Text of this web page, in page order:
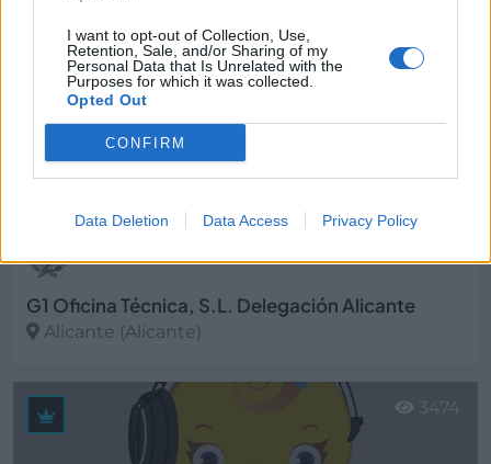
I want to opt-out of Collection, Use,
Retention, Sale, and/or Sharing of my
Personal Data that Is Unrelated with the
Purposes for which it was collected.
Opted Out
CONFIRM
Data Deletion Data Access Privacy Policy
G1 Oficina Técnica, S.L. Delegación Alicante
Alicante (Alicante)
3474